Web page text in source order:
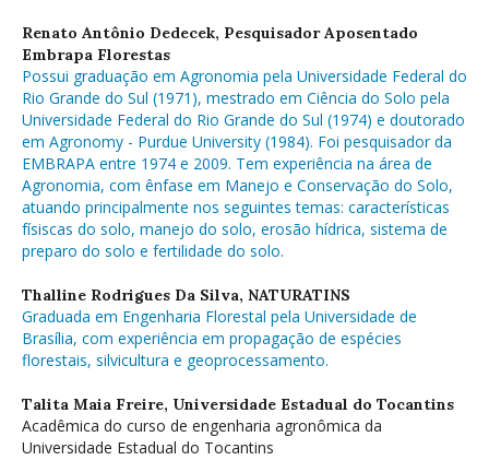
Renato Antônio Dedecek, Pesquisador Aposentado
Embrapa Florestas
Possui graduação em Agronomia pela Universidade Federal do
Rio Grande do Sul (1971), mestrado em Ciência do Solo pela
Universidade Federal do Rio Grande do Sul (1974) e doutorado
em Agronomy - Purdue University (1984). Foi pesquisador da
EMBRAPA entre 1974 e 2009. Tem experiência na área de
Agronomia, com ênfase em Manejo e Conservação do Solo,
atuando principalmente nos seguintes temas: características
físiscas do solo, manejo do solo, erosão hídrica, sistema de
preparo do solo e fertilidade do solo.
Thalline Rodrigues Da Silva, NATURATINS
Graduada em Engenharia Florestal pela Universidade de
Brasília, com experiência em propagação de espécies
florestais, silvicultura e geoprocessamento.
Talita Maia Freire, Universidade Estadual do Tocantins
Acadêmica do curso de engenharia agronômica da
Universidade Estadual do Tocantins